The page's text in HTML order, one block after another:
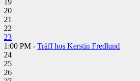
19
20
21
22
23
1:00 PM - Träff hos Kerstin Fredlund
24
25
26